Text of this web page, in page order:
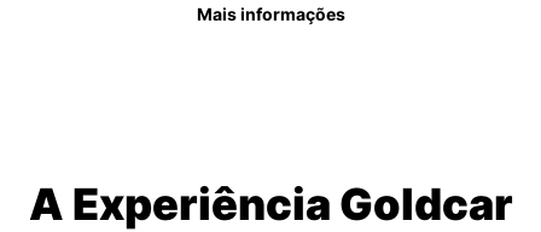
Mais informações
A Experiência Goldcar